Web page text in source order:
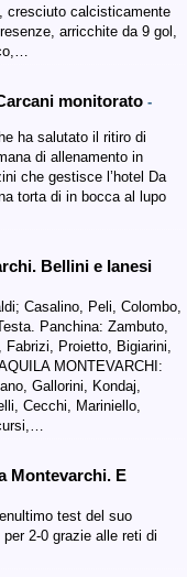
cresciuto calcisticamente
arricchite da 9 gol,
monitorato -
ha salutato il ritiro di
di allenamento in
che gestisce l’hotel Da
torta di in bocca al lupo
Bellini e Ianesi
Casalino, Peli, Colombo,
Panchina: Zambuto,
Proietto, Bigiarini,
MONTEVARCHI:
Gallorini, Kondaj,
Cecchi, Mariniello,
Montevarchi. E
test del suo
2-0 grazie alle reti di